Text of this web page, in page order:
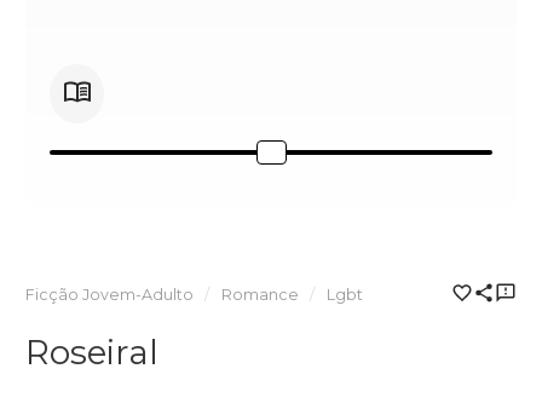
Ficção Jovem-Adulto Romance Lgbt
Roseiral